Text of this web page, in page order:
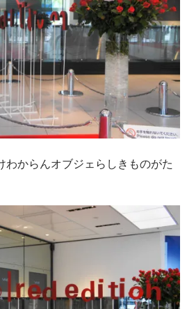
わからんオブジェらしきものがた